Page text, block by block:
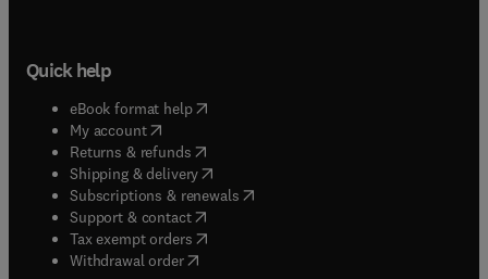
Quick help
eBook format help( opens in new tab/window
My account( opens in new tab/window
Returns & refunds( opens in new tab/window
Shipping & delivery(opens in new tab/window
Subscriptions & renewals( opens in new tab/window
Support & contact( opens in new tab/window
Tax exempt orders( opens in new tab/window
Withdrawal order